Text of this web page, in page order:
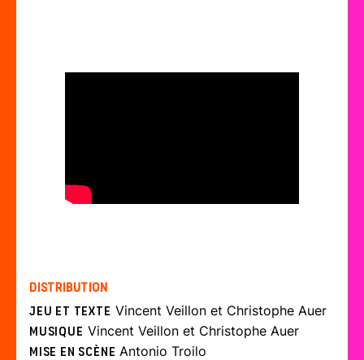
Distribution
Jeu et texte Vincent Veillon et Christophe Auer
Musique Vincent Veillon et Christophe Auer
Mise en scène Antonio Troilo